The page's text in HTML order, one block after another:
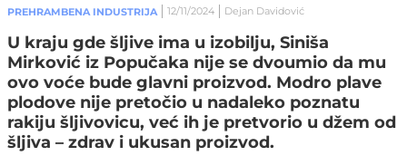
PREHRAMBENA INDUSTRIJA 12/11/2024 Dejan Davidović
U kraju gde šljive ima u izobilju, Siniša
Mirković iz Popučaka nije se dvoumio da mu
ovo voće bude glavni proizvod. Modro plave
plodove nije pretočio u nadaleko poznatu
rakiju šljivovicu, već ih je pretvorio u džem od
šljiva – zdrav i ukusan proizvod.